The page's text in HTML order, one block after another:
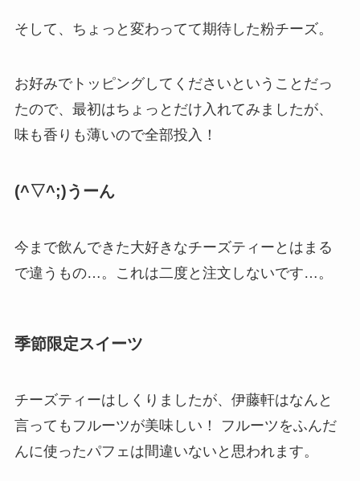
そして、ちょっと変わってて期待した粉チーズ。
お好みでトッピングしてくださいということだっ
たので、最初はちょっとだけ入れてみましたが、
味も香りも薄いので全部投入！
(^▽^;)うーん
今まで飲んできた大好きなチーズティーとはまる
で違うもの…。これは二度と注文しないです…。
季節限定スイーツ
チーズティーはしくりましたが、伊藤軒はなんと
言ってもフルーツが美味しい！ フルーツをふんだ
んに使ったパフェは間違いないと思われます。